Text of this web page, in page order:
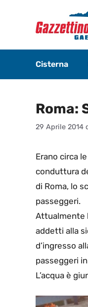
contenuto
Cisterna
Roma:
29 Aprile 2014
Erano circa
conduttura
di Roma, lo
passeggeri.
Attualmente
addetti alla
d’ingresso
passeggeri
L’acqua è